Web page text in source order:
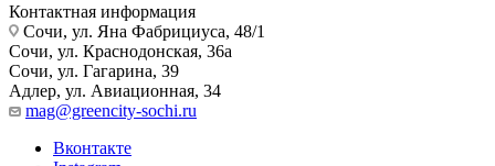
Контактная информация
Сочи, ул. Яна Фабрициуса, 48/1
Сочи, ул. Краснодонская, 36а
Сочи, ул. Гагарина, 39
Адлер, ул. Авиационная, 34
mag@greencity-sochi.ru
Вконтакте